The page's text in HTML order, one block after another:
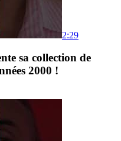
2:29
sa collection de
2000 !